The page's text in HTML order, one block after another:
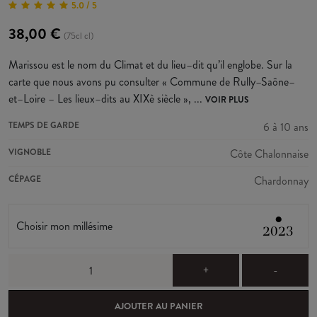
5.0 / 5
38,00 € (75cl cl)
Marissou est le nom du Climat et du lieu–dit qu’il englobe. Sur la
carte que nous avons pu consulter « Commune de Rully–Saône–
et–Loire – Les lieux–dits au XIXè siècle », ... VOIR PLUS
TEMPS DE GARDE
6 à 10 ans
VIGNOBLE Côte Chalonnaise
CÉPAGE Chardonnay
Choisir mon millésime ●
2023
+ -
AJOUTER AU PANIER